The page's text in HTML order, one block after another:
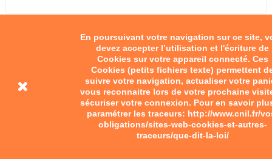
En poursuivant votre navigation sur ce site,
devez accepter l’utilisation et l'écriture de
Cookies sur votre appareil connecté. Ces
Cookies (petits fichiers texte) permettent
suivre votre navigation, actualiser votre
vous reconnaitre lors de votre prochaine
sécuriser votre connexion. Pour en savoir
paramétrer les traceurs: http://www.cnil.fr/
obligations/sites-web-cookies-et-autres-
traceurs/que-dit-la-loi/